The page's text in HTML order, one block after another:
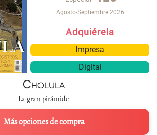
Agosto-Septiembre 2026
Adquiérela
Impresa
Digital
Cholula
La gran pirámide
Más opciones de compra